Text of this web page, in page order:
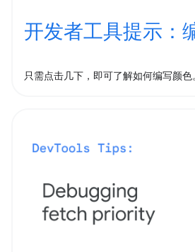
开发者工具提示：
只需点击几下，即可了解如何编写颜色。